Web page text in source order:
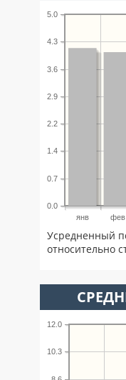
янв фев
0.0
0.7
1.4
2.2
2.9
3.6
4.3
5.0
Усредненный
относительно
10.3
12.0